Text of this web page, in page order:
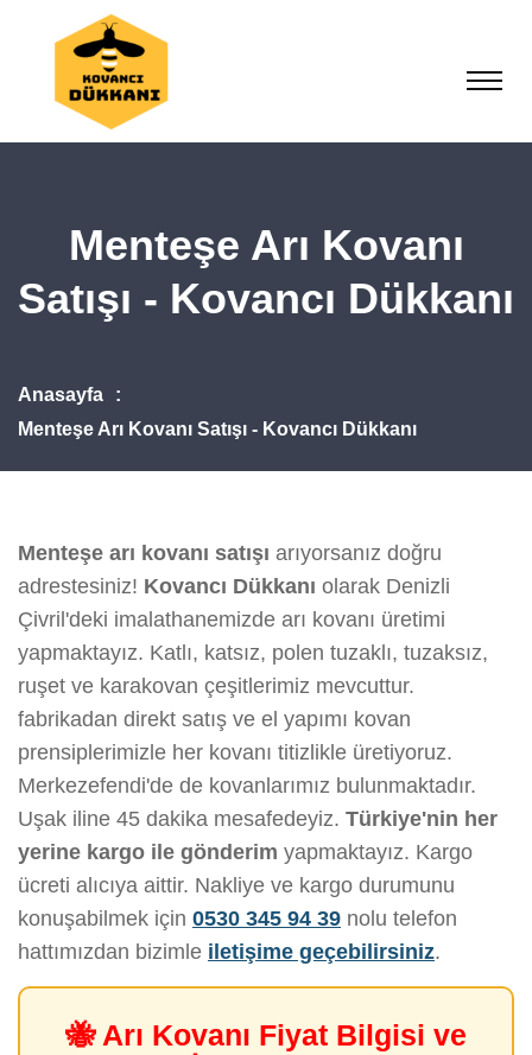
Menteşe Arı Kovanı
Satışı - Kovancı Dükkanı
Anasayfa
Menteşe Arı Kovanı Satışı - Kovancı Dükkanı
Menteşe arı kovanı satışı arıyorsanız doğru
adrestesiniz! Kovancı Dükkanı olarak Denizli
Çivril'deki imalathanemizde arı kovanı üretimi
yapmaktayız. Katlı, katsız, polen tuzaklı, tuzaksız,
ruşet ve karakovan çeşitlerimiz mevcuttur.
fabrikadan direkt satış ve el yapımı kovan
prensiplerimizle her kovanı titizlikle üretiyoruz.
Merkezefendi'de de kovanlarımız bulunmaktadır.
Uşak iline 45 dakika mesafedeyiz. Türkiye'nin her
yerine kargo ile gönderim yapmaktayız. Kargo
ücreti alıcıya aittir. Nakliye ve kargo durumunu
konuşabilmek için 0530 345 94 39 nolu telefon
hattımızdan bizimle iletişime geçebilirsiniz.
🐝 Arı Kovanı Fiyat Bilgisi ve